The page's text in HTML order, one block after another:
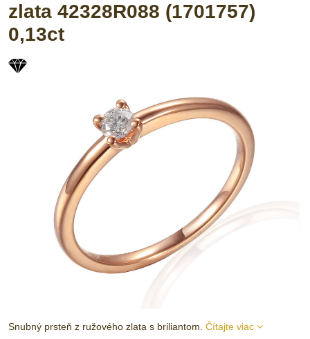
zlata 42328R088 (1701757)
0,13ct
Snubný prsteň z ružového zlata s briliantom. Čítajte viac